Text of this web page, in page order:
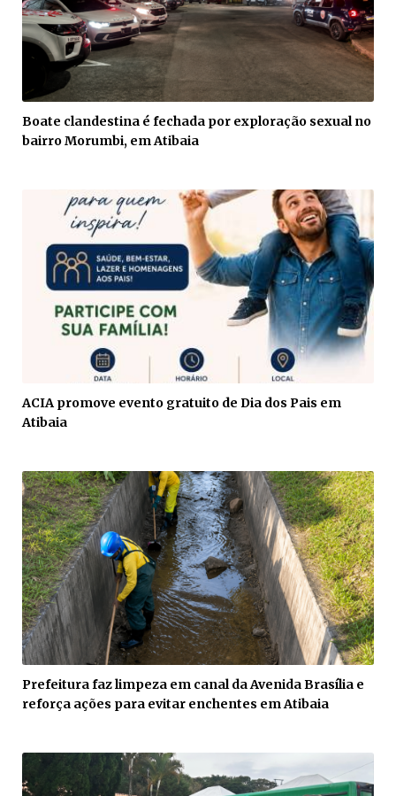
Boate clandestina é fechada por exploração sexual no
bairro Morumbi, em Atibaia
ACIA promove evento gratuito de Dia dos Pais em
Atibaia
Prefeitura faz limpeza em canal da Avenida Brasília e
reforça ações para evitar enchentes em Atibaia